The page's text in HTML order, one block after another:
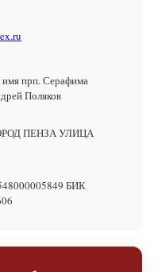
имя прп. Серафима
Поляков
ПЕНЗА УЛИЦА
БИК